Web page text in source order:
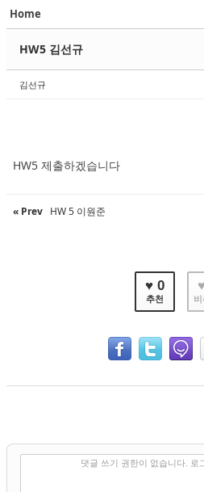
Home
HW5 김선규
김선규
HW5 제출하겠습니다
« Prev HW 5 이원준
♥ 0
추천
댓글 쓰기 권한이 없습니다. 로
Sketchbook5, 스
Sketchbook5, 스케
Sketchbook5, 스
Sketchbook5, 스케